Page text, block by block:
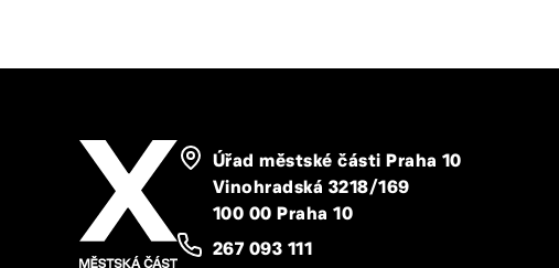
Úřad městské části Praha 10
Vinohradská 3218/169
100 00 Praha 10
267 093 111